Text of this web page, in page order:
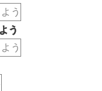
う
う
う